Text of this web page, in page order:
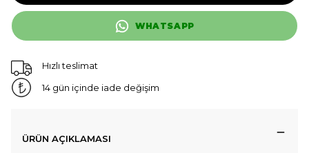
WHATSAPP
Hızlı teslimat
14 gün içinde iade değişim
ÜRÜN AÇIKLAMASI